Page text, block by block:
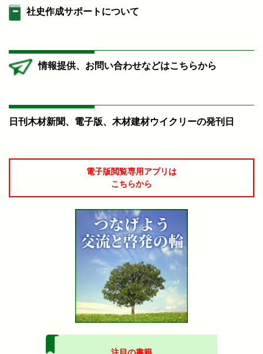
社史作成サポートについて
情報提供、お問い合わせなどはこちらから
日刊木材新聞、電子版、木材建材ウイクリーの発刊日
電子版閲覧専用アプリは
こちらから
注目の書籍